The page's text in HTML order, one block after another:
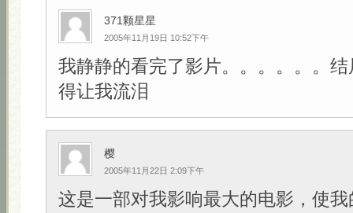
371颗星星
2005年11月19日 10:52下午
我静静的看完了影片。。。。。。
得让我流泪
樱
2005年11月22日 2:09下午
这是一部对我影响最大的电影，使